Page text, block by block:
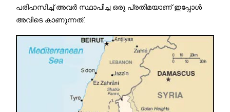
പരിഹസിച്ച് അവർ സ്ഥാപിച്ച ഒരു പ്രതിമയാണ് ഇപ്പോൾ
അവിടെ കാണുന്നത്.